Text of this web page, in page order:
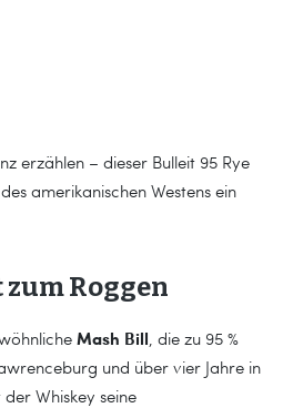
erzählen – dieser Bulleit 95 Rye
amerikanischen Westens ein
Roggen
Mash Bill, die zu 95 %
und über vier Jahre in
Whiskey seine